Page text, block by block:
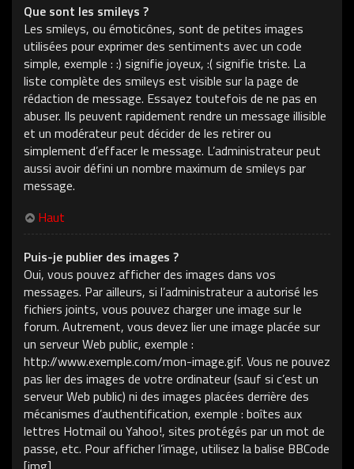
Que sont les smileys ?
Les smileys, ou émoticônes, sont de petites images
utilisées pour exprimer des sentiments avec un code
simple, exemple : :) signifie joyeux, :( signifie triste. La
liste complète des smileys est visible sur la page de
rédaction de message. Essayez toutefois de ne pas en
abuser. Ils peuvent rapidement rendre un message illisible
et un modérateur peut décider de les retirer ou
simplement d’effacer le message. L’administrateur peut
aussi avoir défini un nombre maximum de smileys par
message.
Haut
Puis-je publier des images ?
Oui, vous pouvez afficher des images dans vos
messages. Par ailleurs, si l’administrateur a autorisé les
fichiers joints, vous pouvez charger une image sur le
forum. Autrement, vous devez lier une image placée sur
un serveur Web public, exemple :
http://www.exemple.com/mon-image.gif. Vous ne pouvez
pas lier des images de votre ordinateur (sauf si c’est un
serveur Web public) ni des images placées derrière des
mécanismes d’authentification, exemple : boîtes aux
lettres Hotmail ou Yahoo!, sites protégés par un mot de
passe, etc. Pour afficher l’image, utilisez la balise BBCode